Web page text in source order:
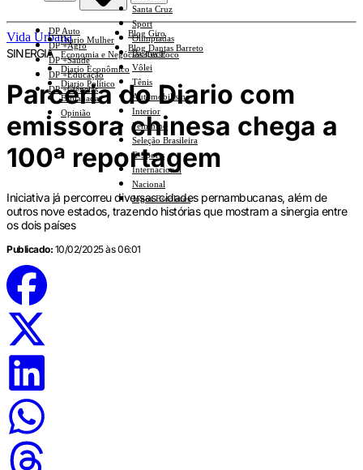
Santa Cruz
Sport
Olimpíadas
Basquete
Vôlei
Tênis
Automobilismo
Interior
Feminino
Seleção Brasileira
E-Sports
Internacional
Nacional
Jogos Escolares
DP Auto
DP +Agro
DP +Saúde
DP +Educação
DP +Ciências
Diario Mulher
Economia e Negócios Em Foco
Diario Econômico
Diario Político
Esplanada
Opinião
Blog Giro
Blog Dantas Barreto
Vida Urbana
SINERGIA
Parceria do Diario com
emissora chinesa chega a
100ª reportagem
Iniciativa já percorreu diversas cidades pernambucanas, além de
outros nove estados, trazendo histórias que mostram a sinergia entre
os dois países
Publicado: 10/02/2025 às 06:01